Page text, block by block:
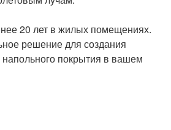
20 лет в жилых помещениях.
решение для создания
напольного покрытия в вашем